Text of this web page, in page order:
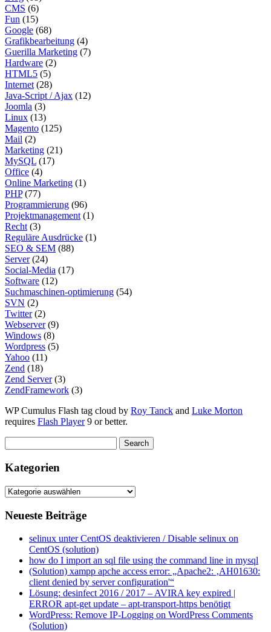
CMS (6)
Fun (15)
Google (68)
Grafikbearbeitung (4)
Guerilla Marketing (7)
Hardware (2)
HTML5 (5)
Internet(28)
Java-Script / Ajax (12)
Joomla (3)
Linux (13)
Magento (125)
Mail (2)
Marketing (21)
MySQL (17)
Office (4)
Online Marketing (1)
PHP(77)
Programmierung (96)
Projektmanagement(1)
Recht(3)
Reguläre Ausdrücke (1)
SEO & SEM (88)
Server(24)
Social-Media (17)
Software (12)
Suchmaschinen-optimierung (54)
SVN (2)
Twitter(2)
Webserver(9)
Windows (8)
Wordpress (5)
Yahoo (11)
Zend (18)
Zend Server(3)
ZendFramework (3)
WP Cumulus Flash tag cloud by Roy Tanck and Luke Morton
requires Flash Player9 or better.
Kategorien
Kategorien
Neueste Beiträge
selinux unter CentOS deaktivieren / Disable selinux on
CentOS (solution)
how do I import an sql file using the command line in mysql
(Solution) xampp apche access error: „Apache2: ‚AH01630:
client denied by server configuration'“
Lösung: desinfect 2016 / 2017 – AVIRA key expired |
ERROR apt-get update – apt-transport-https benötigt
WordPress: Remove IP-Logging on WordPress Comments
(Solution)